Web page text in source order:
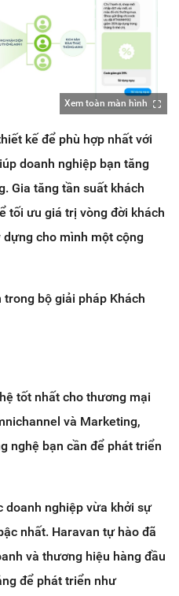
Xem toàn màn hình
kế để phù hợp nhất với
doanh nghiệp bạn tăng
Gia tăng tần suất khách
tối ưu giá trị vòng đời khách
cho mình một cộng
bộ giải pháp Khách
tốt nhất cho thương mại
và Marketing,
nghệ bạn cần để phát triển
doanh nghiệp vừa khởi sự
nhất. Haravan tự hào đã
và thương hiệu hàng đầu
để phát triển như